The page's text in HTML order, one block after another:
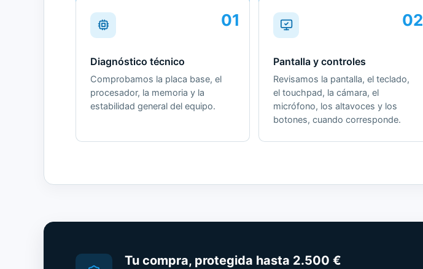
01
Diagnóstico técnico
Comprobamos la placa base, el
procesador, la memoria y la
estabilidad general del equipo.
02
Pantalla y controles
Revisamos la pantalla, el teclado,
el touchpad, la cámara, el
micrófono, los altavoces y los
botones, cuando corresponde.
Tu compra, protegida hasta 2.500 €